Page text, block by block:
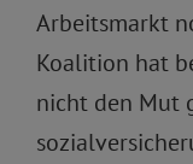
Arbeitsmarkt
Koalition hat
nicht den Mut